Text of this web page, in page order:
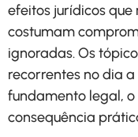
efeitos jurídicos
costumam
ignoradas. Os
recorrentes no dia
fundamento legal,
consequência